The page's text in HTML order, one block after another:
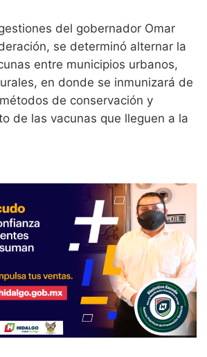
del gobernador Omar
se determinó alternar la
entre municipios urbanos,
en donde se inmunizará de
de conservación y
de las vacunas que lleguen a la